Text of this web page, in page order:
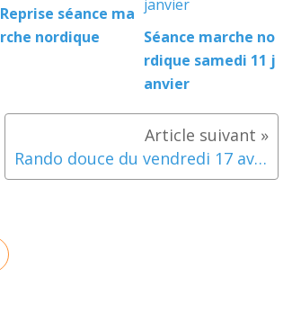
Reprise séance ma
rche nordique
Séance marche no
rdique samedi 11 j
anvier
Rando douce du vendredi 17 avril